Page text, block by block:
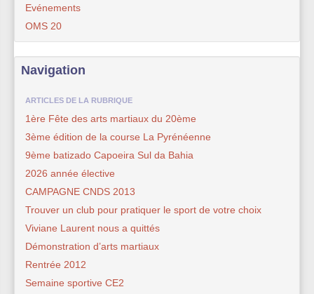
Evénements
OMS 20
Navigation
ARTICLES DE LA RUBRIQUE
1ère Fête des arts martiaux du 20ème
3ème édition de la course La Pyrénéenne
9ème batizado Capoeira Sul da Bahia
2026 année élective
CAMPAGNE CNDS 2013
Trouver un club pour pratiquer le sport de votre choix
Viviane Laurent nous a quittés
Démonstration d’arts martiaux
Rentrée 2012
Semaine sportive CE2